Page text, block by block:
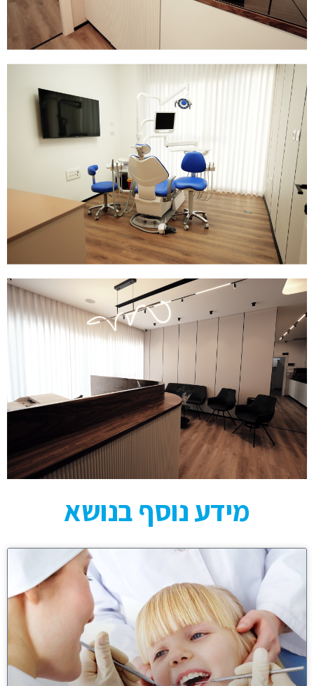
מידע נוסף בנושא